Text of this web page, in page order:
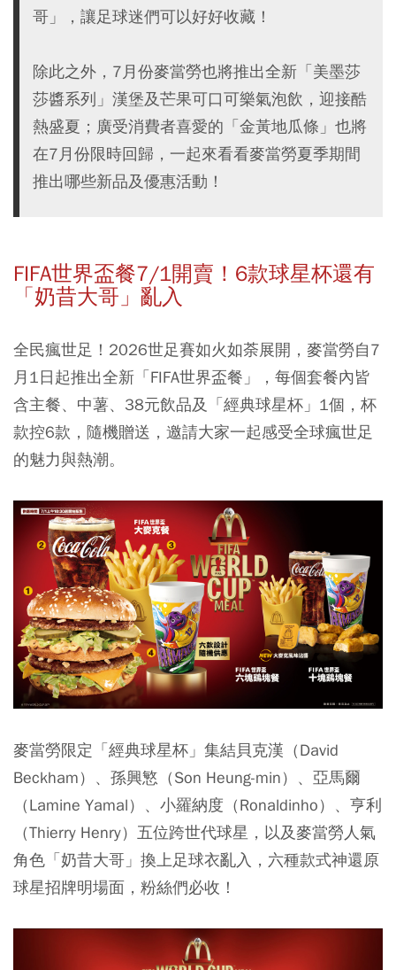
哥」，讓足球迷們可以好好收藏！
除此之外，7月份麥當勞也將推出全新「美墨莎
莎醬系列」漢堡及芒果可口可樂氣泡飲，迎接酷
熱盛夏；廣受消費者喜愛的「金黃地瓜條」也將
在7月份限時回歸，一起來看看麥當勞夏季期間
推出哪些新品及優惠活動！
FIFA世界盃餐7/1開賣！6款球星杯還有
「奶昔大哥」亂入
全民瘋世足！2026世足賽如火如荼展開，麥當勞自7
月1日起推出全新「FIFA世界盃餐」，每個套餐內皆
含主餐、中薯、38元飲品及「經典球星杯」1個，杯
款控6款，隨機贈送，邀請大家一起感受全球瘋世足
的魅力與熱潮。
麥當勞限定「經典球星杯」集結貝克漢（David
Beckham）、孫興慜（Son Heung-min）、亞馬爾
（Lamine Yamal）、小羅納度（Ronaldinho）、亨利
（Thierry Henry）五位跨世代球星 ，以及麥當勞人氣
角色「奶昔大哥」 換上足球衣亂入，六種款式神還原
球星招牌明場面，粉絲們必收！